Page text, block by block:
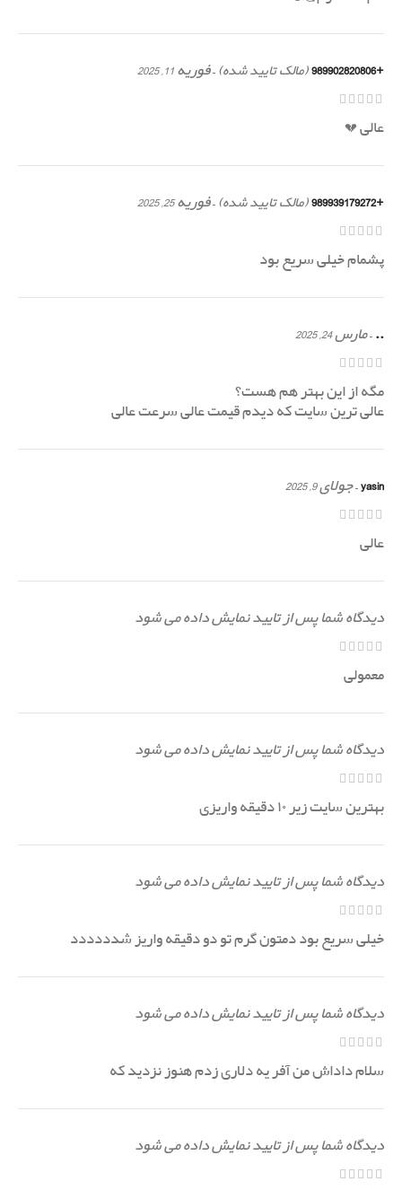
+989902820806 (مالک تایید شده)–فوریه 11, 2025
عالی 💔
+989939179272 (مالک تایید شده)–فوریه 25, 2025
پشمام خیلی سریع بود
..
–مارس 24, 2025
مگه از این بهتر هم هست؟
عالی ترین سایت که دیدم قیمت عالی سرعت عالی
yasin
–جولای 9, 2025
عالی
دیدگاه شما پس از تایید نمایش داده می شود
معمولی
دیدگاه شما پس از تایید نمایش داده می شود
بهترین سایت زیر ۱۰ دقیقه واریزی
دیدگاه شما پس از تایید نمایش داده می شود
خیلی سریع بود دمتون گرم تو دو دقیقه واریز شدددددد
دیدگاه شما پس از تایید نمایش داده می شود
سلام داداش من آفر یه دلاری زدم هنوز نزدید که
دیدگاه شما پس از تایید نمایش داده می شود